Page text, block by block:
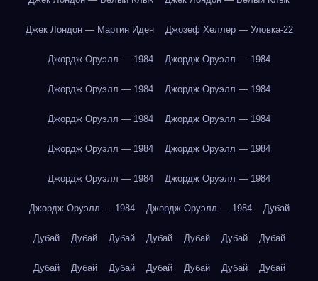
Джек Лондон — Мартин Иден Джозеф Хеллер — Уловка-22
Джордж Оруэлл — 1984 Джордж Оруэлл — 1984
Джордж Оруэлл — 1984 Джордж Оруэлл — 1984
Джордж Оруэлл — 1984 Джордж Оруэлл — 1984
Джордж Оруэлл — 1984 Джордж Оруэлл — 1984
Джордж Оруэлл — 1984 Джордж Оруэлл — 1984
Джордж Оруэлл — 1984 Джордж Оруэлл — 1984 Дубай
Дубай Дубай Дубай Дубай Дубай Дубай Дубай
Дубай Дубай Дубай Дубай Дубай Дубай Дубай